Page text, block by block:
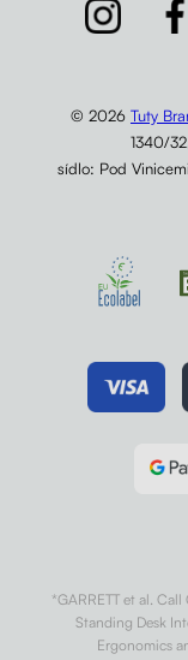
© 2026 Tuty
1340/
sídlo: Pod
*GARRETT et al.
Standing Desk
Ergonomics